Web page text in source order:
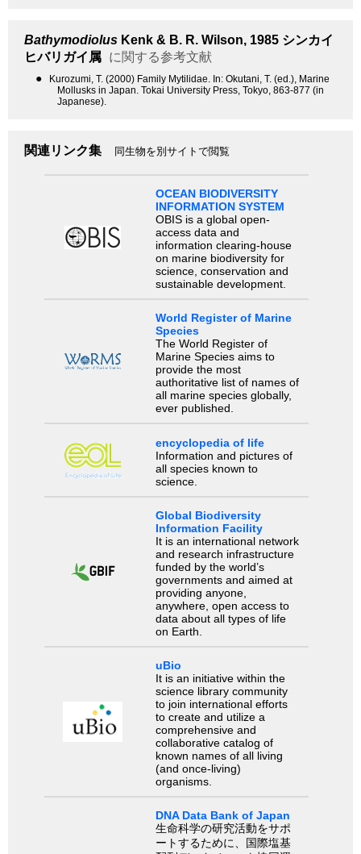
Bathymodiolus Kenk & B. R. Wilson, 1985 シンカイ
ヒバリガイ属 に関する参考文献
●
Kurozumi, T. (2000) Family Mytilidae. In: Okutani, T. (ed.), Marine
Mollusks in Japan. Tokai University Press, Tokyo, 863-877 (in
Japanese).
関連リンク集 同生物を別サイトで閲覧
OCEAN BIODIVERSITY
INFORMATION SYSTEM
OBIS is a global open-
access data and
information clearing-house
on marine biodiversity for
science, conservation and
sustainable development.
World Register of Marine
Species
The World Register of
Marine Species aims to
provide the most
authoritative list of names of
all marine species globally,
ever published.
encyclopedia of life
Information and pictures of
all species known to
science.
Global Biodiversity
Information Facility
It is an international network
and research infrastructure
funded by the world’s
governments and aimed at
providing anyone,
anywhere, open access to
data about all types of life
on Earth.
uBio
It is an initiative within the
science library community
to join international efforts
to create and utilize a
comprehensive and
collaborative catalog of
known names of all living
(and once-living)
organisms.
DNA Data Bank of Japan
生命科学の研究活動をサポ
ートするために、国際塩基